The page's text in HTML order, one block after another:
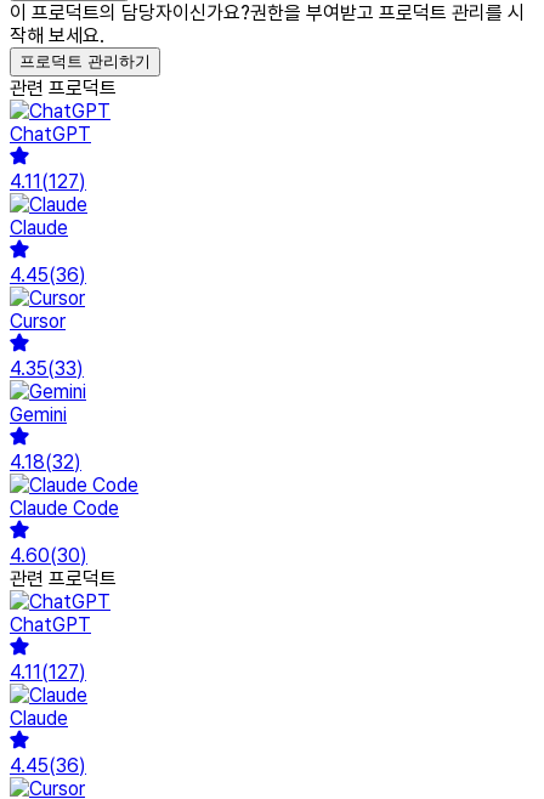
이 프로덕트의 담당자이신가요?권한을 부여받고 프로덕트 관리를 시
작해 보세요.
프로덕트 관리하기
관련 프로덕트
ChatGPT
4.11(127)
Claude
4.45(36)
Cursor
4.35(33)
Gemini
4.18(32)
Claude Code
4.60(30)
관련 프로덕트
ChatGPT
4.11(127)
Claude
4.45(36)